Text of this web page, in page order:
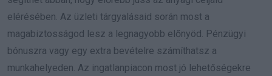
elérésében. Az üzleti tárgyalásaid során most a
magabiztosságod lesz a legnagyobb előnyöd. Pénzügyi
bónuszra vagy egy extra bevételre számíthatsz a
munkahelyeden. Az ingatlanpiacon most jó lehetőségekre